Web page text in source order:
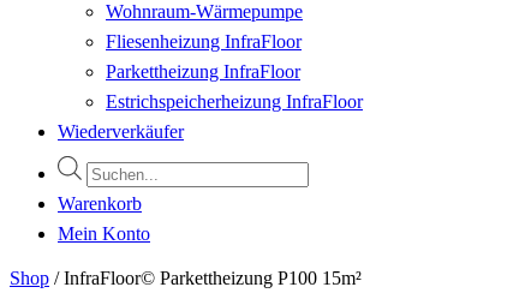
Wohnraum-Wärmepumpe
Fliesenheizung InfraFloor
Parkettheizung InfraFloor
Estrichspeicherheizung InfraFloor
Wiederverkäufer
Products
search
Warenkorb
Mein Konto
Shop /InfraFloor© Parkettheizung P100 15m²